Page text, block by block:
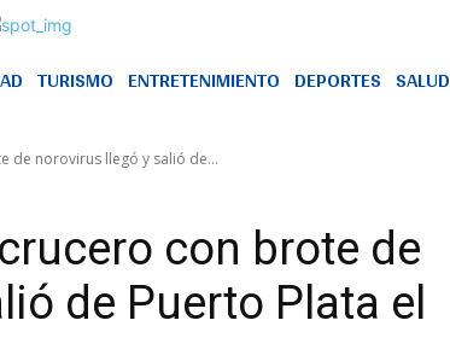
TURISMO ENTRETENIMIENTO DEPORTES SALUD
de norovirus llegó y salió de...
con brote de
de Puerto Plata el